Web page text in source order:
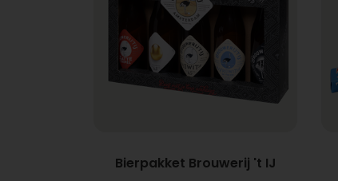
Bierpakket Brouwerij 't IJ